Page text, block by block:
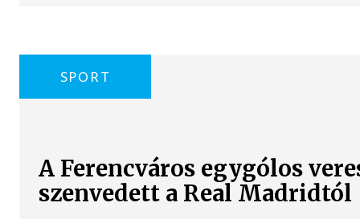
SPORT
A Ferencváros egygólos
szenvedett a Real Madridtól